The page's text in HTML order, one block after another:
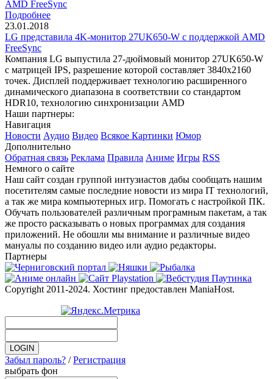
Подробнее
23.01.2018
LG представила 4K-монитор 27UK650-W с поддержкой AMD
FreeSync
Компания LG выпустила 27-дюймовый монитор 27UK650-W
с матрицей IPS, разрешение которой составляет 3840x2160
точек. Дисплей поддерживает технологию расширенного
динамического диапазона в соответствии со стандартом
HDR10, технологию синхронизации AMD
Наши партнеры:
Навигация
Новости Аудио Видео Всякое Картинки Юмор
Дополнительно
Обратная связь Реклама Правила Аниме Игры RSS
Немного о сайте
Наш сайт создан группой интузиастов дабы сообщать нашим
посетителям самые последние новости из мира IT технологий,
а так же мира компьютерных игр. Помогать с настройкой ПК.
Обучать пользователей различным програмным пакетам, а так
же просто расказывать о новых программах для создания
приложений. Не обошли мы внимание и различные видео
мануалы по созданию видео или аудио редакторы.
Партнеры
Copyright 2011-2024. Хостинг предоставлен ManiaHost.
Забыл пароль? /Регистрация
выбрать фон